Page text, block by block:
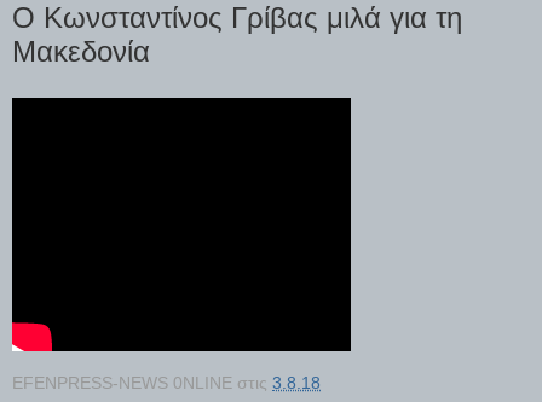
O Κωνσταντίνος Γρίβας μιλά για τη
Μακεδονία
EFENPRESS-NEWS 0NLINE στις 3.8.18